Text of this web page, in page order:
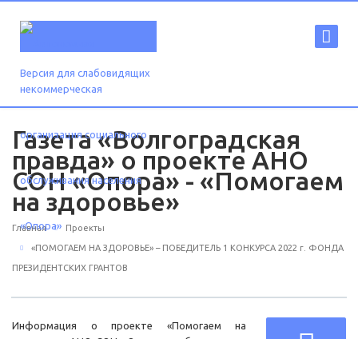
Версия для слабовидящих
Газета «Волгоградская
правда» о проекте АНО
СОН «Опора» - «Помогаем
на здоровье»
Главная Проекты
«ПОМОГАЕМ НА ЗДОРОВЬЕ» – ПОБЕДИТЕЛЬ 1 КОНКУРСА 2022 г. ФОНДА
ПРЕЗИДЕНТСКИХ ГРАНТОВ
Информация о проекте «Помогаем на